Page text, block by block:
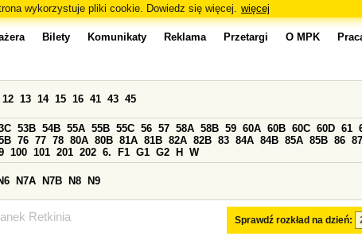
wykorzystuje pliki cookie. Dowiedz się więcej. więcej
Retkinia
Bilety Komunikaty Reklama Przetargi O MPK
Sprawdź rozkład na dzień:
12 13 14 15 16 41 43 45
53B 54B 55A 55B 55C 56 57 58A 58B 59 60A 60B 60C 60D 61
76 77 78 80A 80B 81A 81B 82A 82B 83 84A 84B 85A 85B 86
100 101 201 202 6. F1 G1 G2 H W
N7A N7B N8 N9